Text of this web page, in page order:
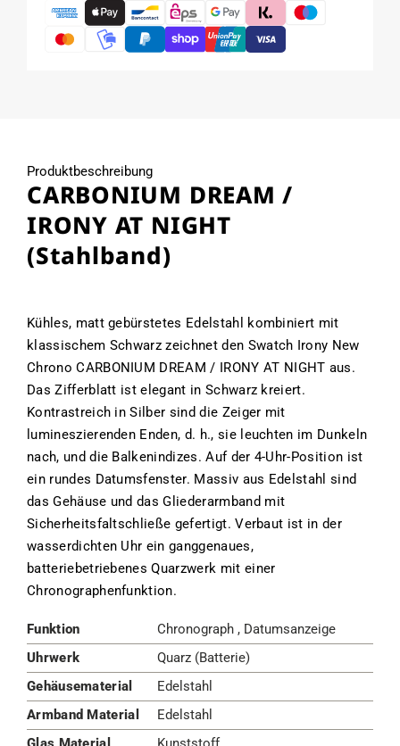
DREAM
/
IRONY
DREAM
/
IRONY
Produktbeschreibung
CARBONIUM DREAM /
IRONY AT NIGHT
(Stahlband)
Kühles, matt gebürstetes Edelstahl kombiniert mit
klassischem Schwarz zeichnet den Swatch Irony New
Chrono CARBONIUM DREAM / IRONY AT NIGHT aus.
Das Zifferblatt ist elegant in Schwarz kreiert.
Kontrastreich in Silber sind die Zeiger mit
lumineszierenden Enden, d. h., sie leuchten im Dunkeln
nach, und die Balkenindizes. Auf der 4-Uhr-Position ist
ein rundes Datumsfenster. Massiv aus Edelstahl sind
das Gehäuse und das Gliederarmband mit
Sicherheitsfaltschließe gefertigt. Verbaut ist in der
wasserdichten Uhr ein ganggenaues,
batteriebetriebenes Quarzwerk mit einer
Chronographenfunktion.
Funktion
Chronograph , Datumsanzeige
Uhrwerk
Quarz (Batterie)
Gehäusematerial
Edelstahl
Armband Material
Edelstahl